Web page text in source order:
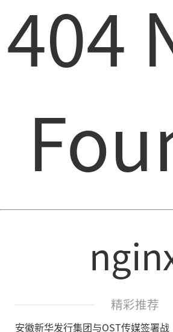
404
精彩推荐
安徽新华发行集团与OST传媒签署战